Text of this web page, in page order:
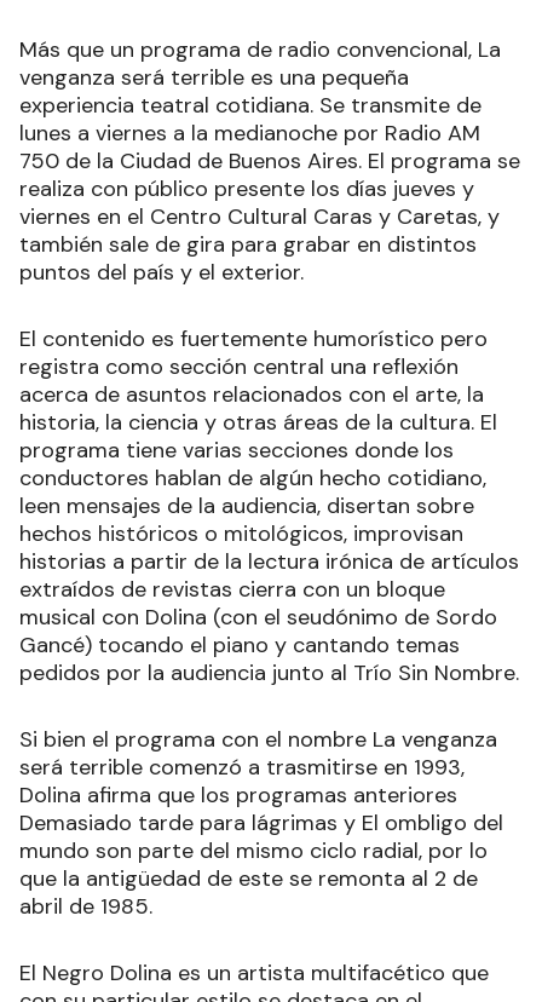
Más que un programa de radio convencional, La
venganza será terrible es una pequeña
experiencia teatral cotidiana. Se transmite de
lunes a viernes a la medianoche por Radio AM
750​ de la Ciudad de Buenos Aires. El programa se
realiza con público presente los días jueves y
viernes en el Centro Cultural Caras y Caretas, y
también sale de gira para grabar en distintos
puntos del país y el exterior.
El contenido es fuertemente humorístico pero
registra como sección central una reflexión
acerca de asuntos relacionados con el arte, la
historia, la ciencia y otras áreas de la cultura. El
programa tiene varias secciones donde los
conductores hablan de algún hecho cotidiano,
leen mensajes de la audiencia, disertan sobre
hechos históricos o mitológicos, improvisan
historias a partir de la lectura irónica de artículos
extraídos de revistas cierra con un bloque
musical con Dolina (con el seudónimo de Sordo
Gancé) tocando el piano y cantando temas
pedidos por la audiencia junto al Trío Sin Nombre.
Si bien el programa con el nombre La venganza
será terrible comenzó a trasmitirse en 1993,
Dolina afirma que los programas anteriores
Demasiado tarde para lágrimas y El ombligo del
mundo son parte del mismo ciclo radial, por lo
que la antigüedad de este se remonta al 2 de
abril de 1985.
El Negro Dolina es un artista multifacético que